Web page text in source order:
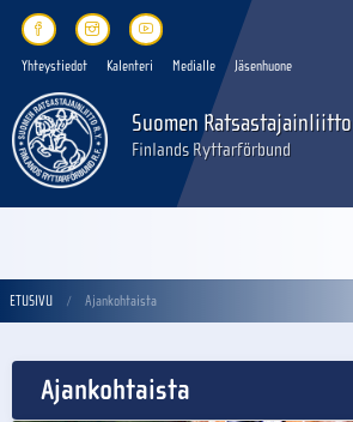
Yhteystiedot Kalenteri Medialle Jäsenhuone
Suomen Ratsastajainliitto
Finlands Ryttarförbund
ETUSIVU Ajankohtaista
Ajankohtaista